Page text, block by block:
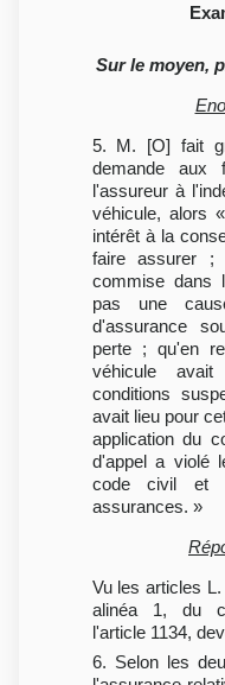
Sur le moyen,
5. M. [O] fait
demande aux
l'assureur à
véhicule, alors
intérêt à la
faire assurer ;
commise dans
pas une
d'assurance
perte ; qu'en
véhicule
conditions
avait lieu pour
application du
d'appel a violé
code civil et
assurances. »
Vu les articles
alinéa 1, du
l'article 1134,
6. Selon les